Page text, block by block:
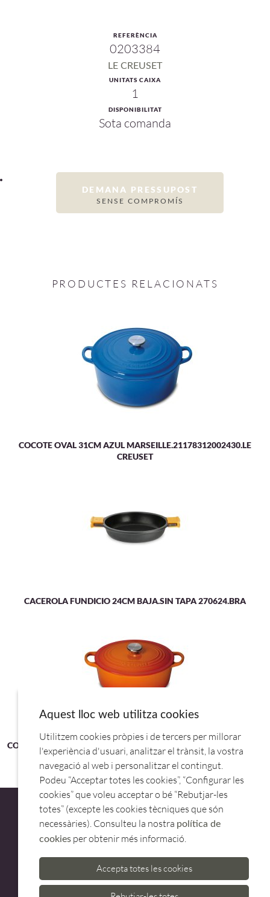
REFERÈNCIA
0203384
LE CREUSET
UNITATS CAIXA
1
DISPONIBILITAT
Sota comanda
DEMANA PRESSUPOST
SENSE COMPROMÍS
PRODUCTES RELACIONATS
COCOTE OVAL 31CM AZUL MARSEILLE.21178312002430.LE
CREUSET
CACEROLA FUNDICIO 24CM BAJA.SIN TAPA 270624.BRA
COCOTTE OVAL 29CM VOLCANICA.21178290902430.LE CREUSET
ATENCIÓ AL CLIENT
973 500 580
Aquest lloc web utilitza cookies
Utilitzem cookies pròpies i de tercers per millorar
l'experiència d'usuari, analitzar el trànsit, la vostra
navegació al web i personalitzar el contingut.
Podeu “Acceptar totes les cookies”, “Configurar les
cookies” que voleu acceptar o bé “Rebutjar-les
totes” (excepte les cookies tècniques que són
necessàries). Consulteu la nostra política de
cookies per obtenir més informació.
Accepta totes les cookies